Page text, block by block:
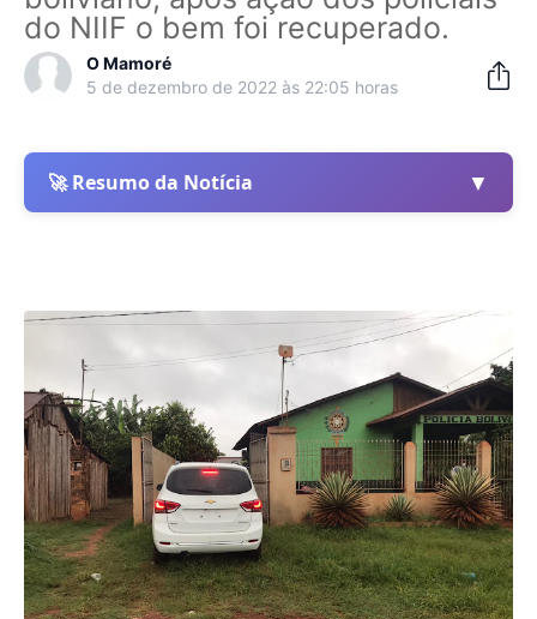
do NIIF o bem foi recuperado.
O Mamoré
5 de dezembro de 2022 às 22:05 horas
🚀 Resumo da Notícia ▼